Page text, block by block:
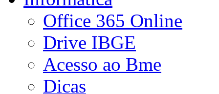
Office 365 Online
Drive IBGE
Acesso ao Bme
Dicas